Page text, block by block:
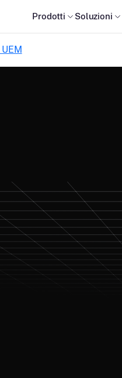
Prodotti Soluzioni